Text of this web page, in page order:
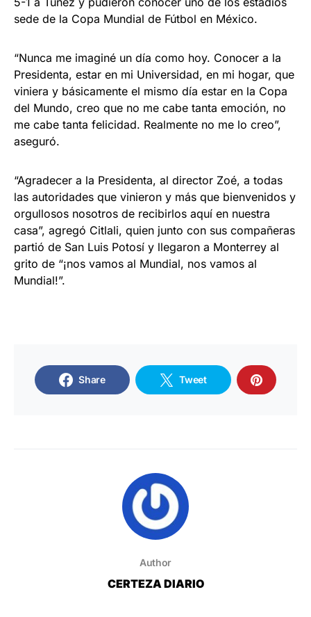
sede de la Copa Mundial de Fútbol en México.
“Nunca me imaginé un día como hoy. Conocer a la
Presidenta, estar en mi Universidad, en mi hogar, que
viniera y básicamente el mismo día estar en la Copa
del Mundo, creo que no me cabe tanta emoción, no
me cabe tanta felicidad. Realmente no me lo creo”,
aseguró.
“Agradecer a la Presidenta, al director Zoé, a todas
las autoridades que vinieron y más que bienvenidos y
orgullosos nosotros de recibirlos aquí en nuestra
casa”, agregó Citlali, quien junto con sus compañeras
partió de San Luis Potosí y llegaron a Monterrey al
grito de “¡nos vamos al Mundial, nos vamos al
Mundial!”.
Share Tweet
Author
CERTEZA DIARIO